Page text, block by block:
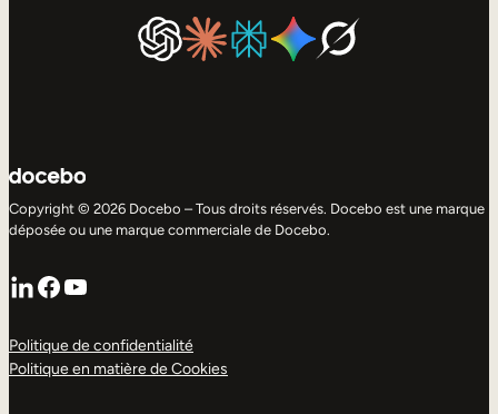
Copyright © 2026 Docebo – Tous droits réservés. Docebo est une marque
déposée ou une marque commerciale de Docebo.
LinkedIn
Facebook
YouTube
Politique de confidentialité
Politique en matière de Cookies